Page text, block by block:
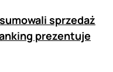
sprzedaż
prezentuje